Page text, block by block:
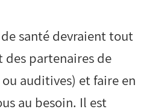
santé devraient tout
partenaires de
auditives) et faire en
au besoin. Il est